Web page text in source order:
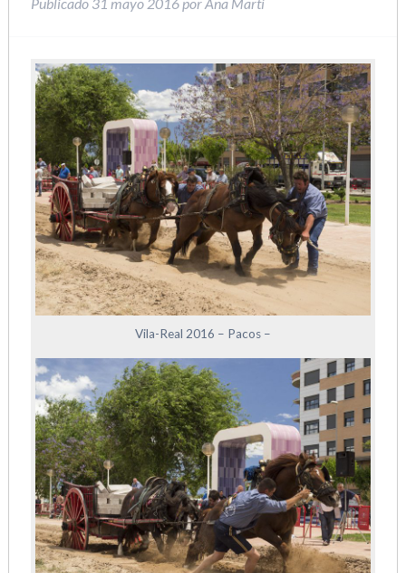
Vila-Real 2016 – Pacos –